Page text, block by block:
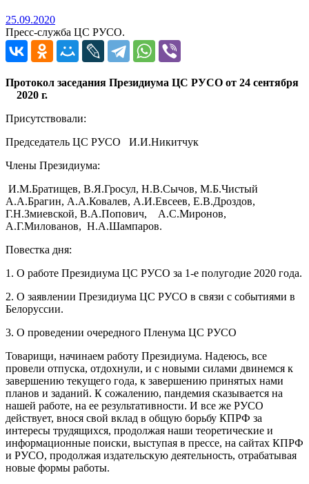
25.09.202025.09.2020
Пресс-служба ЦС РУСО.
Протокол заседания Президиума ЦС РУСО от 24 сентября
2020 г.
Присутствовали:
Председатель ЦС РУСО И.И.Никитчук
Члены Президиума:
И.М.Братищев, В.Я.Гросул, Н.В.Сычов, М.Б.Чистый
А.А.Брагин, А.А.Ковалев, А.И.Евсеев, Е.В.Дроздов,
Г.Н.Змиевской, В.А.Попович, А.С.Миронов,
А.Г.Милованов, Н.А.Шампаров.
Повестка дня:
1. О работе Президиума ЦС РУСО за 1-е полугодие 2020 года.
2. О заявлении Президиума ЦС РУСО в связи с событиями в
Белоруссии.
3. О проведении очередного Пленума ЦС РУСО
Товарищи, начинаем работу Президиума. Надеюсь, все
провели отпуска, отдохнули, и с новыми силами двинемся к
завершению текущего года, к завершению принятых нами
планов и заданий. К сожалению, пандемия сказывается на
нашей работе, на ее результативности. И все же РУСО
действует, внося свой вклад в общую борьбу КПРФ за
интересы трудящихся, продолжая наши теоретические и
информационные поиски, выступая в прессе, на сайтах КПРФ
и РУСО, продолжая издательскую деятельность, отрабатывая
новые формы работы.